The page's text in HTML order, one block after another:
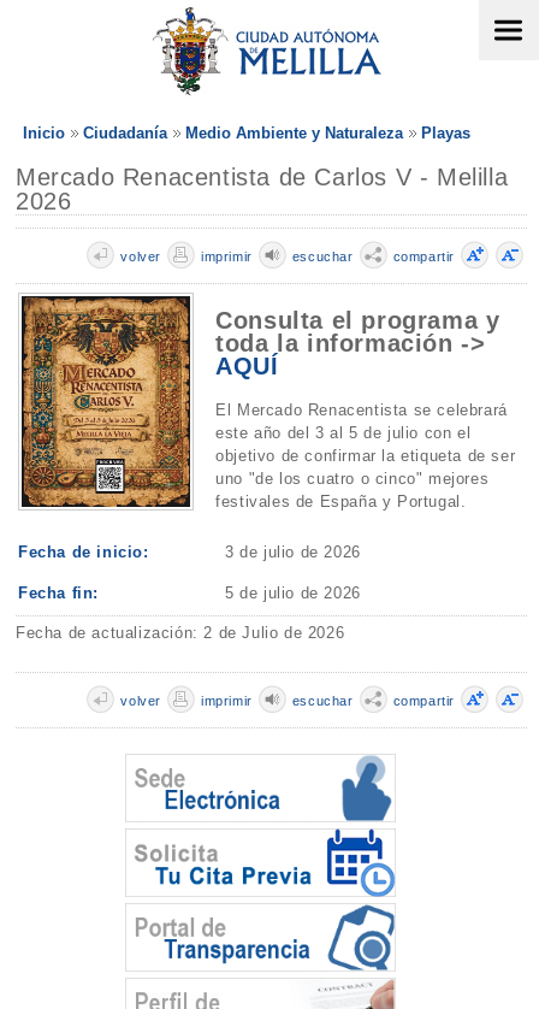
Inicio Ciudadanía Medio Ambiente y Naturaleza Playas
Mercado Renacentista de Carlos V - Melilla
2026
compartir
escuchar
imprimir
volver
Consulta el programa y
toda la información ->
AQUÍ
El Mercado Renacentista se celebrará
este año del 3 al 5 de julio con el
objetivo de confirmar la etiqueta de ser
uno "de los cuatro o cinco" mejores
festivales de España y Portugal.
Fecha de inicio: 3 de julio de 2026
Fecha fin: 5 de julio de 2026
Fecha de actualización: 2 de Julio de 2026
compartir
escuchar
imprimir
volver